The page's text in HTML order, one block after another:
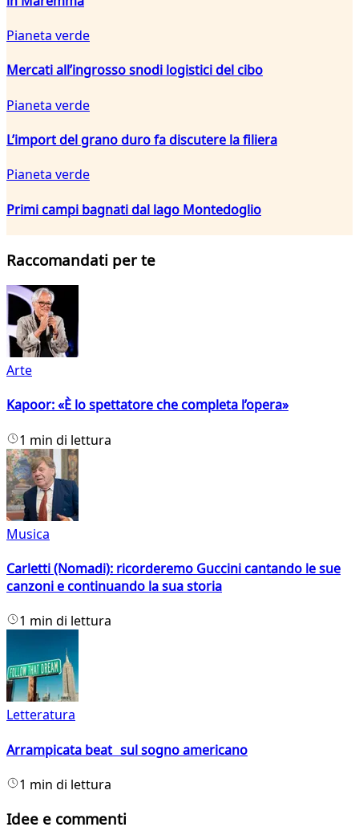
Pianeta verde
Mercati all’ingrosso snodi logistici del cibo
Pianeta verde
L’import del grano duro fa discutere la filiera
Pianeta verde
Primi campi bagnati dal lago Montedoglio
Raccomandati per te
Arte
Kapoor: «È lo spettatore che completa l’opera»
1 min di lettura
Musica
Carletti (Nomadi): ricorderemo Guccini cantando le sue
canzoni e continuando la sua storia
1 min di lettura
Letteratura
Arrampicata beat sul sogno americano
1 min di lettura
Idee e commenti